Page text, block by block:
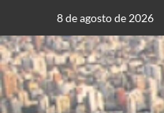
contenido
8 de agosto de 2026